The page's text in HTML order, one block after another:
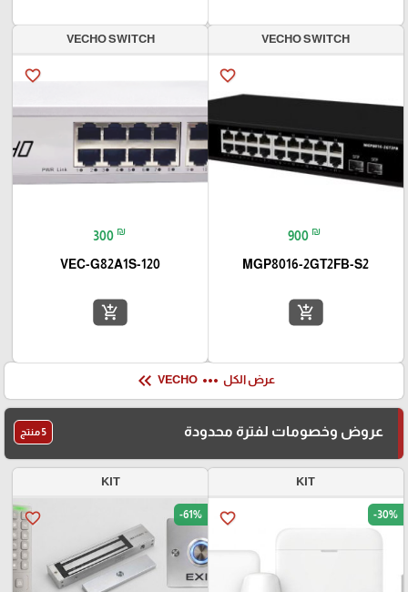
VECHO SWITCH
favorite_border
900 ₪
MGP8016-2GT2FB-S2
add_shopping_cart
VECHO SWITCH
favorite_border
300 ₪
VEC-G82A1S-120
add_shopping_cart
عرض الكل more_horiz
VECHO
keyboard_double_arrow_left
عروض وخصومات لفترة محدودة 5 منتج
KIT
favorite_border -30%
KIT
favorite_border -61%